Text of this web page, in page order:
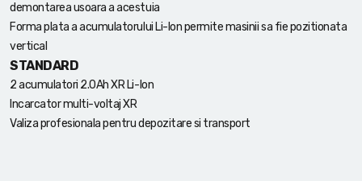
demontarea usoara a acestuia
Forma plata a acumulatorului Li-Ion permite masinii sa fie pozitionata
vertical
STANDARD
2 acumulatori 2.0Ah XR Li-Ion
Incarcator multi-voltaj XR
Valiza profesionala pentru depozitare si transport